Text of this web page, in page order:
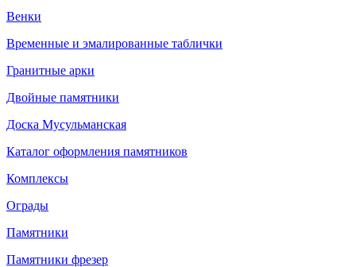
Венки
Временные и эмалированные таблички
Гранитные арки
Двойные памятники
Доска Мусульманская
Каталог оформления памятников
Комплексы
Ограды
Памятники
Памятники фрезер